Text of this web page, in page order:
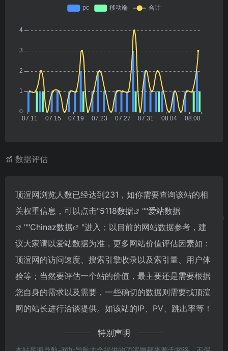
数据评估
顶渲网浏览人数已经达到231，如你需要查询该站的相
关权重信息，可以点击"5118数据 ""爱站数据
""Chinaz数据
"进入；以目前的网站数据参考，建
议大家请以爱站数据为准，更多网站价值评估因素如：
顶渲网的访问速度、搜索引擎收录以及索引量、用户体
验等；当然要评估一个站的价值，最主要还是需要根据
您自身的需求以及需要，一些确切的数据则需要找顶渲
网的站长进行洽谈提供。如该站的IP、PV、跳出率等！
特别声明